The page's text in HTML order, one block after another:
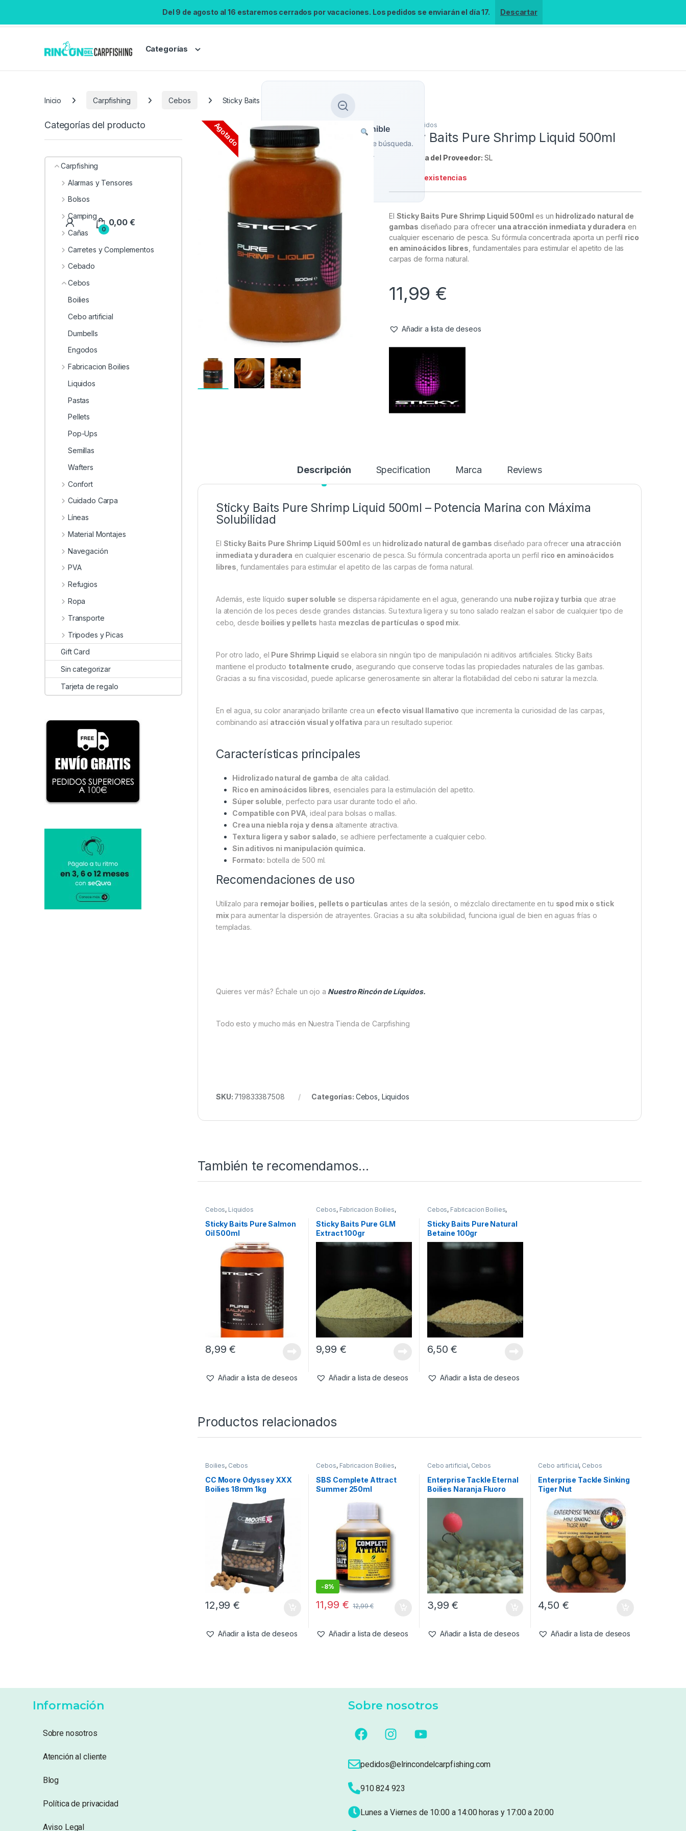
Del 9 de agosto al 16 estaremos cerrados por vacaciones. Los pedidos se enviarán el día 17. Descartar
Categorías
Búsqueda no disponible
No se pudo cargar el widget de búsqueda.
Inténtalo de nuevo.
Reintentar
0
0,00 €
Inicio Carpfishing Cebos Sticky Baits Pure Shrimp Liquid 500ml
Agotado Liquidos
Sticky Baits Pure Shrimp Liquid 500ml
Referencia del Proveedor: SL
Sin existencias
El Sticky Baits Pure Shrimp Liquid 500ml es un hidrolizado natural de
gambas diseñado para ofrecer una atracción inmediata y duradera en
cualquier escenario de pesca. Su fórmula concentrada aporta un perfil rico
en aminoácidos libres , fundamentales para estimular el apetito de las
carpas de forma natural.
11,99 €
Añadir a lista de deseos
Descripción Specification Marca Reviews
Sticky Baits Pure Shrimp Liquid 500ml – Potencia Marina con Máxima
Solubilidad
El Sticky Baits Pure Shrimp Liquid 500ml es un hidrolizado natural de gambas diseñado para ofrecer una atracción
inmediata y duradera en cualquier escenario de pesca. Su fórmula concentrada aporta un perfil rico en aminoácidos
libres , fundamentales para estimular el apetito de las carpas de forma natural.
Además, este líquido super soluble se dispersa rápidamente en el agua, generando una nube rojiza y turbia que atrae
la atención de los peces desde grandes distancias. Su textura ligera y su tono salado realzan el sabor de cualquier tipo de
cebo, desde boilies y pellets hasta mezclas de partículas o spod mix.
Por otro lado, el Pure Shrimp Liquid se elabora sin ningún tipo de manipulación ni aditivos artificiales. Sticky Baits
mantiene el producto totalmente crudo , asegurando que conserve todas las propiedades naturales de las gambas.
Gracias a su fina viscosidad, puede aplicarse generosamente sin alterar la flotabilidad del cebo ni saturar la mezcla.
En el agua, su color anaranjado brillante crea un efecto visual llamativo que incrementa la curiosidad de las carpas,
combinando así atracción visual y olfativa para un resultado superior.
Características principales
Hidrolizado natural de gamba de alta calidad.
Rico en aminoácidos libres , esenciales para la estimulación del apetito.
Súper soluble , perfecto para usar durante todo el año.
Compatible con PVA , ideal para bolsas o mallas.
Crea una niebla roja y densa altamente atractiva.
Textura ligera y sabor salado , se adhiere perfectamente a cualquier cebo.
Sin aditivos ni manipulación química.
Formato: botella de 500 ml.
Recomendaciones de uso
Utilízalo para remojar boilies, pellets o partículas antes de la sesión, o mézclalo directamente en tu spod mix o stick
mix para aumentar la dispersión de atrayentes. Gracias a su alta solubilidad, funciona igual de bien en aguas frías o
templadas.
Quieres ver más? Échale un ojo a Nuestro Rincón de Líquidos.
Todo esto y mucho más en Nuestra Tienda de Carpfishing
SKU: 719833387508 Categorías: Cebos Liquidos
También te recomendamos…
Cebos, Liquidos
Sticky Baits Pure Salmon
Oil 500ml
8,99€
Añadir a lista de deseos
Cebos, Fabricacion Boilies,
Sticky Baits Pure GLM
Extract 100gr
9,99 €
Añadir a lista de deseos
Cebos, Fabricacion Boilies,
Sticky Baits Pure Natural
Betaine 100gr
6,50€
Añadir a lista de deseos
Productos relacionados
Boilies, Cebos
CC Moore Odyssey XXX
Boilies 18mm 1kg
12,99€
Añadir a lista de deseos
Cebos, Fabricacion Boilies,
SBS Complete Attract
Summer 250ml
-8%
11,99 € 12,99€
Añadir a lista de deseos
Cebo artificial, Cebos
Enterprise Tackle Eternal
Boilies Naranja Fluoro
15mm
3,99€
Añadir a lista de deseos
Cebo artificial, Cebos
Enterprise Tackle Sinking
Tiger Nut
4,50 €
Añadir a lista de deseos
Categorías del producto
Carpfishing
Alarmas y Tensores
Bolsos
Camping
Cañas
Carretes y Complementos
Cebado
Cebos
Boilies
Cebo artificial
Dumbells
Engodos
Fabricacion Boilies
Liquidos
Pastas
Pellets
Pop-Ups
Semillas
Wafters
Confort
Cuidado Carpa
Líneas
Material Montajes
Navegación
PVA
Refugios
Ropa
Transporte
Tripodes y Picas
Gift Card
Sin categorizar
Tarjeta de regalo
Información
Sobre nosotros
Atención al cliente
Blog
Política de privacidad
Aviso Legal
Sobre nosotros
pedidos@elrincondelcarpfishing.com
910 824 923
Lunes a Viernes de 10:00 a 14:00 horas y 17:00 a 20:00